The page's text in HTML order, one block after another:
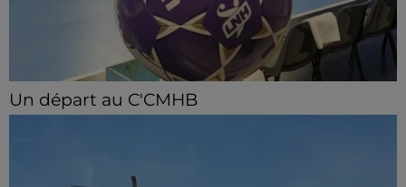
Un départ au C'CMHB
Le club chartrain a officialisé, vendredi 7 août, le